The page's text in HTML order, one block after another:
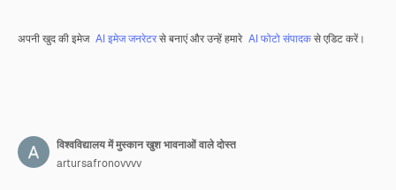
अपनी खुद की इमेज AI इमेज जनरेटरसे बनाएं और उन्हें हमारे AI फोटो संपादकसे एडिट करें।
विश्वविद्यालय में मुस्कान खुश भावनाओं वाले दोस्त
artursafronovvvv